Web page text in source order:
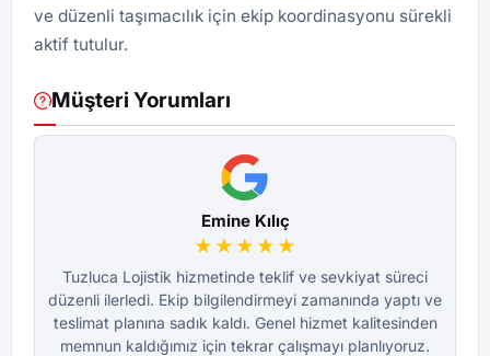
ve düzenli taşımacılık için ekip koordinasyonu sürekli
aktif tutulur.
Müşteri Yorumları
Emine Kılıç
★★★★★
Tuzluca Lojistik hizmetinde teklif ve sevkiyat süreci
düzenli ilerledi. Ekip bilgilendirmeyi zamanında yaptı ve
teslimat planına sadık kaldı. Genel hizmet kalitesinden
memnun kaldığımız için tekrar çalışmayı planlıyoruz.